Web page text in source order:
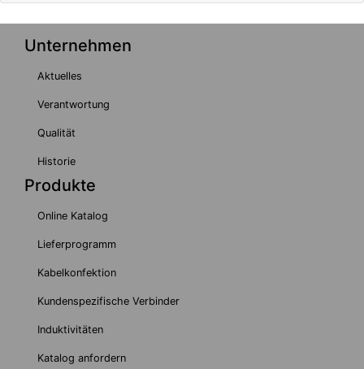
Unternehmen
Aktuelles
Verantwortung
Qualität
Historie
Produkte
Online Katalog
Lieferprogramm
Kabelkonfektion
Kundenspezifische Verbinder
Induktivitäten
Katalog anfordern